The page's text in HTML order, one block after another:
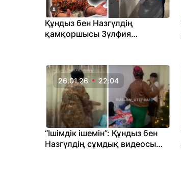
Құндыз бен Назгүлдің
қамқоршысы Зүлфия
26.01.26 22:04
“Ішімдік ішемін”: Құндыз бен
Назгүлдің сұмдық видеосы